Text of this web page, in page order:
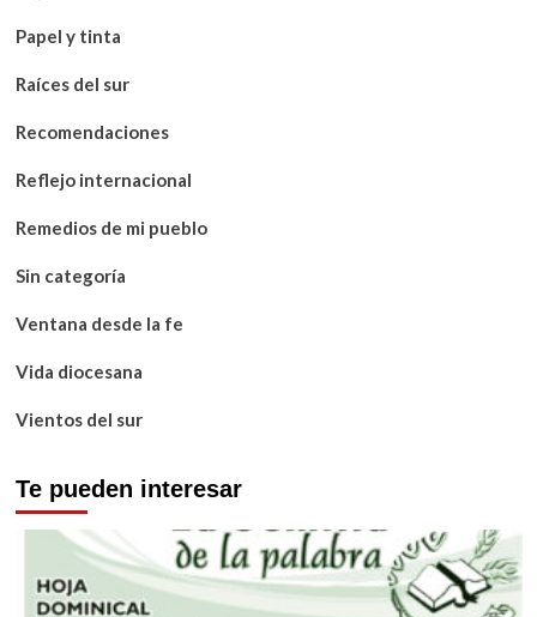
Papel y tinta
Raíces del sur
Recomendaciones
Reflejo internacional
Remedios de mi pueblo
Sin categoría
Ventana desde la fe
Vida diocesana
Vientos del sur
Te pueden interesar